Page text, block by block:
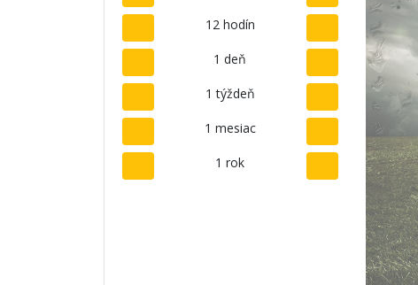
12 hodín
1 deň
1 týždeň
1 mesiac
1 rok